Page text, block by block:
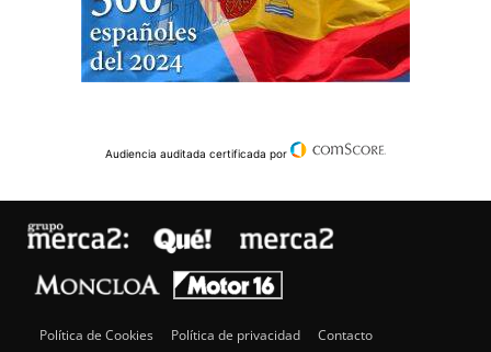
Audiencia auditada certificada por
Política de Cookies Política de privacidad Contacto